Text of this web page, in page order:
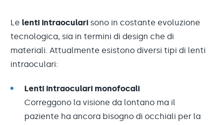
Le lenti intraoculari sono in costante evoluzione
tecnologica, sia in termini di design che di
materiali. Attualmente esistono diversi tipi di lenti
intraoculari:
Lenti intraoculari monofocali
Correggono la visione da lontano ma il
paziente ha ancora bisogno di occhiali per la